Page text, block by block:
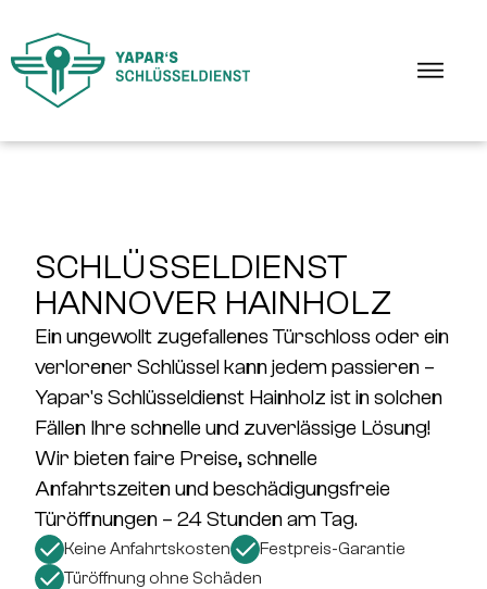
SCHLÜSSELDIENST
HANNOVER HAINHOLZ
Ein ungewollt zugefallenes Türschloss oder ein
verlorener Schlüssel kann jedem passieren –
Yapar's Schlüsseldienst Hainholz ist in solchen
Fällen Ihre schnelle und zuverlässige Lösung!
Wir bietenfaire Preise, schnelle
Anfahrtszeiten und beschädigungsfreie
Türöffnungen – 24 Stunden am Tag.
Keine Anfahrtskosten
Festpreis-Garantie
Türöffnung ohne Schäden